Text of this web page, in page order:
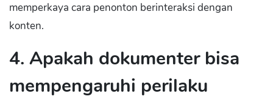
memperkaya cara penonton berinteraksi dengan
konten.
4. Apakah dokumenter bisa
mempengaruhi perilaku